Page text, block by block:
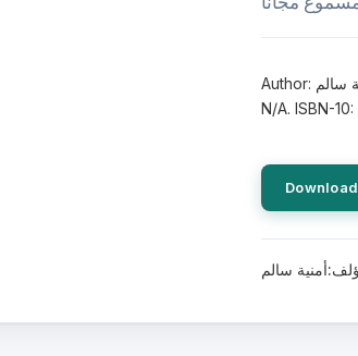
Author: أمنية سالم. Publisher: المكتب العربي للمعارف. Series:
N/A. ISBN-
Download
سالم